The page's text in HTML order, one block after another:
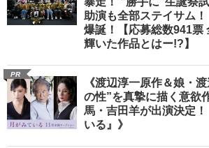
助演も全部ステイサム！
爆誕！【応募総数941票
輝いた作品とはー!?】
PR
《渡辺淳一原作＆娘・
の性”を真摯に描く意欲
馬・吉田羊が出演決定
いる』》